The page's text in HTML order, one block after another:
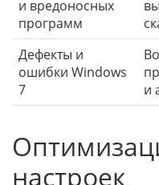
и вредоносных
программ
Дефекты и
ошибки Windows
7
и
настроек